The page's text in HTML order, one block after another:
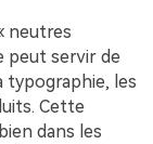
neutres
peut servir de
typographie, les
Cette
dans les